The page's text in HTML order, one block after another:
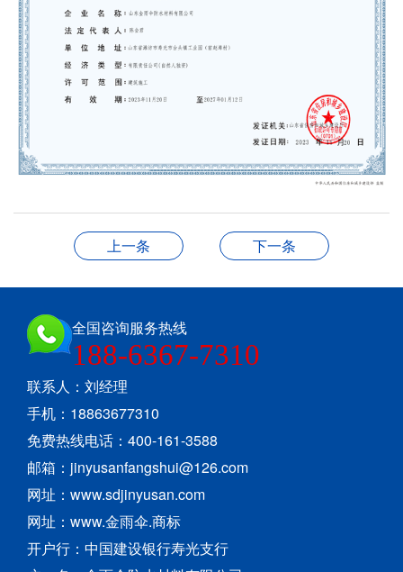
上一条 下一条
全国咨询服务热线
188-6367-7310
联系人：刘经理
手机：18863677310
免费热线电话：400-161-3588
邮箱：jinyusanfangshui@126.com
网址：www.sdjinyusan.com
网址：www.金雨伞.商标
开户行：中国建设银行寿光支行